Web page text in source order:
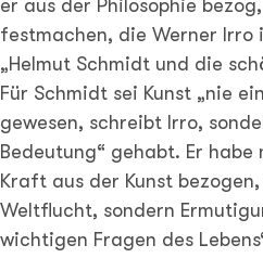
er aus der Philosophie
festmachen, die Werner Irro
„Helmut Schmidt und die
Für Schmidt sei Kunst „nie
gewesen, schreibt Irro,
Bedeutung“ gehabt. Er habe
Kraft aus der Kunst
Weltflucht, sondern
wichtigen Fragen des